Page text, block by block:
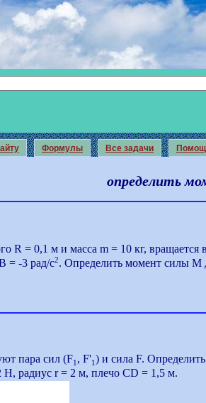
Формулы Все задачи
определить
R = 0,1 м и масса m = 10 кг,
= -3 рад/с2. Определить момент силы М
пара сил (F1 , F'1) и сила F.
Н, радиус r = 2 м, плечо CD = 1,5 м.